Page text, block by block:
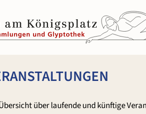
über laufende und künftige